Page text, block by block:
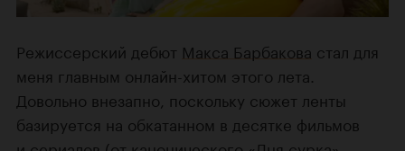
Режиссерский дебют Макса Барбакова стал для
меня главным онлайн-хитом этого лета.
Довольно внезапно, поскольку сюжет ленты
базируется на обкатанном в десятке фильмов